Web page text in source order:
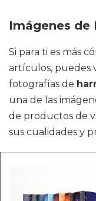
Imágenes
Si para ti es más
artículos, puedes
fotografías de
una de las
de productos de
sus cualidades y